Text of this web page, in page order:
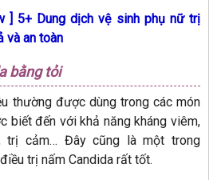
] 5+ Dung dịch vệ sinh phụ nữ trị
và an toàn
bằng tỏi
thường được dùng trong các món
biết đến với khả năng kháng viêm,
trị cảm… Đây cũng là một trong
trị nấm Candida rất tốt.